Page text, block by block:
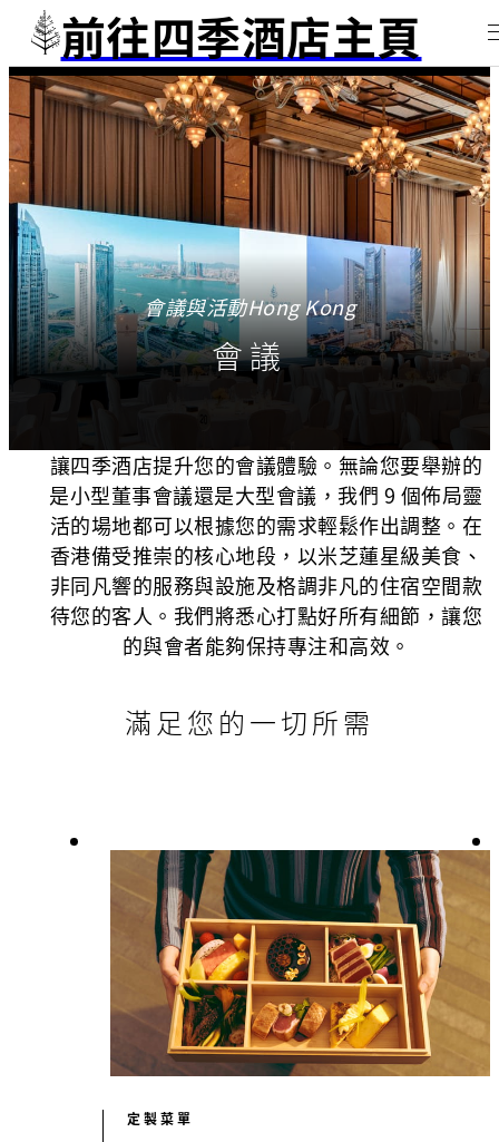
前往四季酒店主頁
會議與活動Hong Kong
會議
讓四季酒店提升您的會議體驗。無論您要舉辦的
是小型董事會議還是大型會議，我們 9 個佈局靈
活的場地都可以根據您的需求輕鬆作出調整。在
香港備受推崇的核心地段，以米芝蓮星級美食、
非同凡響的服務與設施及格調非凡的住宿空間款
待您的客人。我們將悉心打點好所有細節，讓您
的與會者能夠保持專注和高效。
滿足您的一切所需
定製菜單